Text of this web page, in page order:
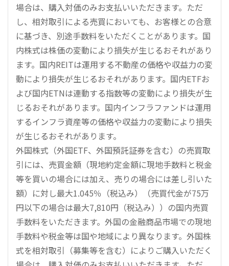
場合は、購入対価のみお支払いいただきます。ただ
し、相対取引による売買においても、お客様との合意
に基づき、別途手数料をいただくことがあります。国
内株式は株価の変動により損失が生じるおそれがあり
ます。国内REITは運用する不動産の価格や収益力の変
動により損失が生じるおそれがあります。国内ETFお
よび国内ETNは連動する指数等の変動により損失が生
じるおそれがあります。国内インフラファンドは運用
するインフラ資産等の価格や収益力の変動により損失
が生じるおそれがあります。
外国株式（外国ETF、外国預託証券を含む）の売買取
引には、売買金額（現地約定金額に現地手数料と税金
等を買いの場合には加え、売りの場合には差し引いた
額）に対し最大1.045％（税込み）（売買代金が75万
円以下の場合は最大7,810円（税込み））の国内売買
手数料をいただきます。外国の金融商品市場での現地
手数料や税金等は国や地域により異なります。外国株
式を相対取引（募集等を含む）によりご購入いただく